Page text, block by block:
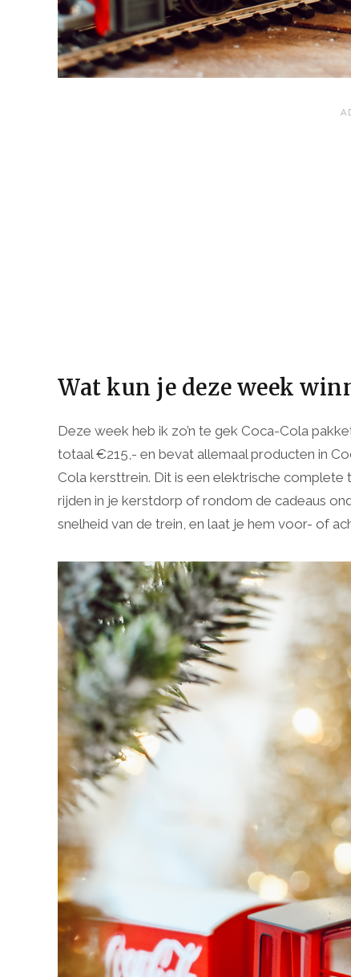
Wat kun je deze week
Deze week heb ik zo’n te gek Coca-Cola
totaal €215,- en bevat allemaal producten in
Cola kersttrein. Dit is een elektrische complete
rijden in je kerstdorp of rondom de cadeaus
snelheid van de trein, en laat je hem voor- of